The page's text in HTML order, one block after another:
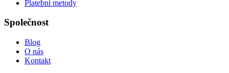
Platební metody
Společnost
Blog
O nás
Kontakt